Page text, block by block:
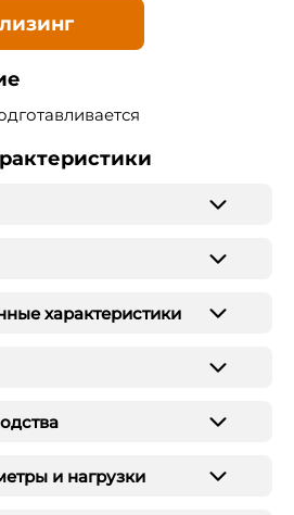
характеристики
и нагрузки